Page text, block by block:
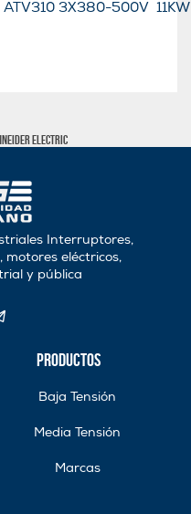
ATV310 3X380-500V
Electric
Interruptores,
motores eléctricos,
y pública
Productos
Baja Tensión
Media Tensión
Marcas